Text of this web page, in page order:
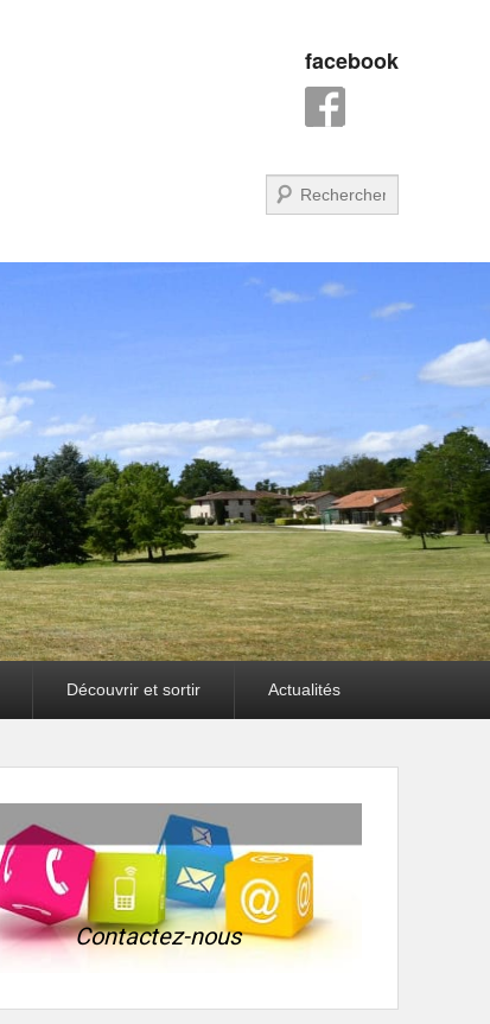
facebook
Recherche
Découvrir et sortir Actualités
Contactez-nous